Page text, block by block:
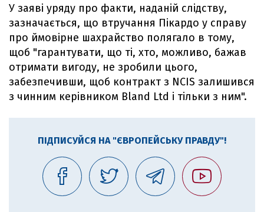
У заяві уряду про факти, наданій слідству,
зазначається, що втручання Пікардо у справу
про ймовірне шахрайство полягало в тому,
щоб "гарантувати, що ті, хто, можливо, бажав
отримати вигоду, не зробили цього,
забезпечивши, щоб контракт з NCIS залишився
з чинним керівником Bland Ltd і тільки з ним".
ПІДПИСУЙСЯ НА "ЄВРОПЕЙСЬКУ ПРАВДУ"!